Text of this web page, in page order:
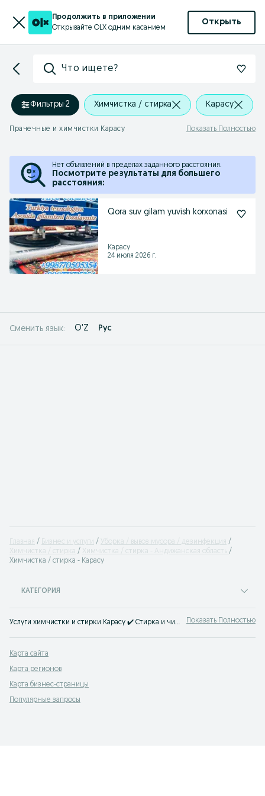
Продолжить в приложении
Открывайте OLX одним касанием
Открыть
Что ищете?
Фильтры·2 Химчистка / стирка Карасу
Прачечные и химчистки Карасу Показать Полностью
Нет объявлений в пределах заданного расстояния.
Посмотрите результаты для большего
расстояния:
Qora suv gilam yuvish korxonasi
Карасу
24 июля 2026 г.
Сменить язык: O'Z Рус
Главная Бизнес и услуги
Уборка / вывоз мусора / дезинфекция
Химчистка / стирка
Химчистка / стирка - Андижанская область
Химчистка / стирка - Карасу
КАТЕГОРИЯ
Услуги химчистки и стирки Карасу ✔️ Стирка и чистка вещей, одежды любой сложности ⭐ Срочно найти бытовые услуги можно на OLX.uz! Показать Полностью
Карта сайта
Карта регионов
Карта бизнес-страницы
Популярные запросы